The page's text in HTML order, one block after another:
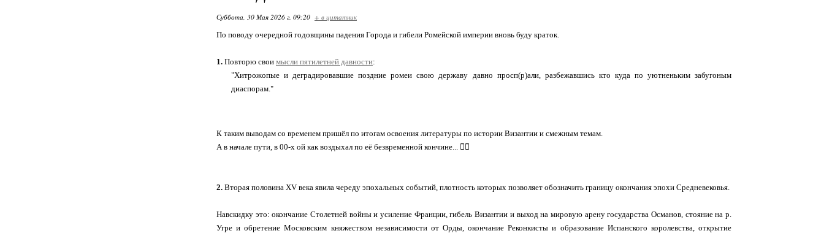
Суббота, 30 Мая 2026 г. 09:20 + в цитатник
По поводу очередной годовщины падения Города и гибели Ромейской империи вновь буду краток.
1. Повторю свои мысли пятилетней давности:
"Хитрожопые и деградировавшие поздние ромеи свою державу давно просп(р)али, разбежавшись кто куда по уютненьким забугоным
диаспорам."
К таким выводам со временем пришёл по итогам освоения литературы по истории Византии и смежным темам.
А в начале пути, в 00-х ой как воздыхал по её безвременной кончине... 🤦‍♂️
2. Вторая половина XV века явила череду эпохальных событий, плотность которых позволяет обозначить границу окончания эпохи Средневековья.
Навскидку это: окончание Столетней войны и усиление Франции, гибель Византии и выход на мировую арену государства Османов, стояние на р.
Угре и обретение Московским княжеством независимости от Орды, окончание Реконкисты и образование Испанского королевства, открытие